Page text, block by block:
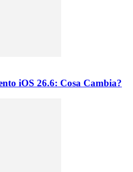
iOS 26.6: Cosa Cambia?